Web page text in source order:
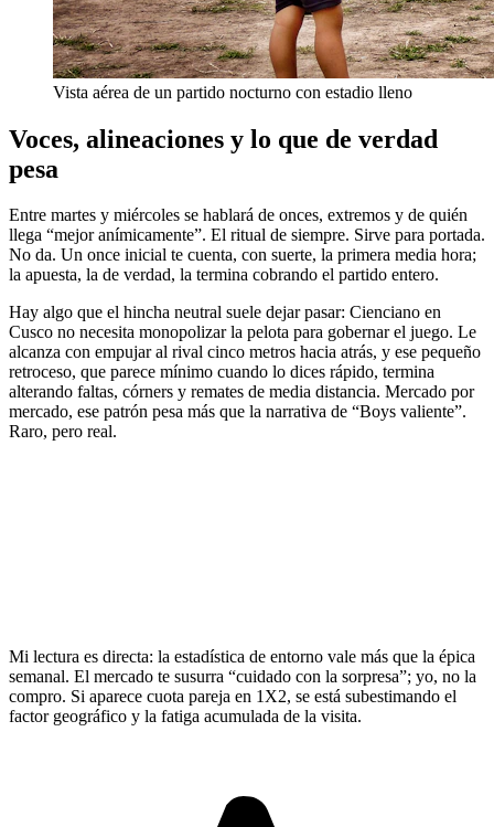
Vista aérea de un partido nocturno con estadio lleno
Voces, alineaciones y lo que de verdad
pesa
Entre martes y miércoles se hablará de onces, extremos y de quién
llega “mejor anímicamente”. El ritual de siempre. Sirve para portada.
No da. Un once inicial te cuenta, con suerte, la primera media hora;
la apuesta, la de verdad, la termina cobrando el partido entero.
Hay algo que el hincha neutral suele dejar pasar: Cienciano en
Cusco no necesita monopolizar la pelota para gobernar el juego. Le
alcanza con empujar al rival cinco metros hacia atrás, y ese pequeño
retroceso, que parece mínimo cuando lo dices rápido, termina
alterando faltas, córners y remates de media distancia. Mercado por
mercado, ese patrón pesa más que la narrativa de “Boys valiente”.
Raro, pero real.
Mi lectura es directa: la estadística de entorno vale más que la épica
semanal. El mercado te susurra “cuidado con la sorpresa”; yo, no la
compro. Si aparece cuota pareja en 1X2, se está subestimando el
factor geográfico y la fatiga acumulada de la visita.